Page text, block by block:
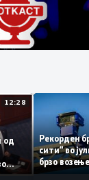
12:28
од
во
сити“ во
брзо